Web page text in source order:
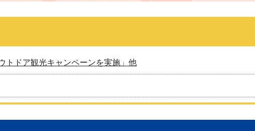
トドア観光キャンペーンを実施」他